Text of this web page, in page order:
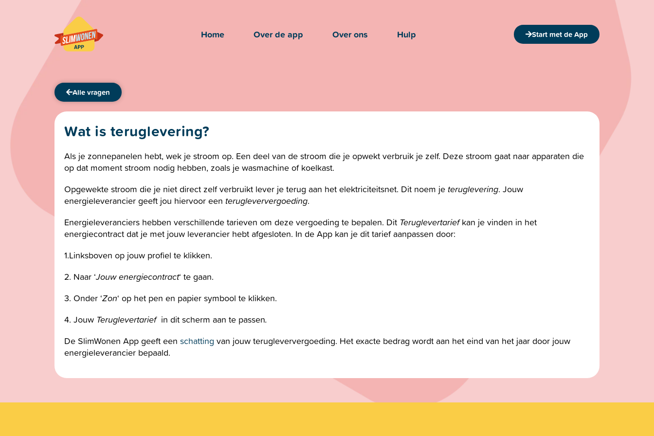
Home Over de app Over ons Hulp Start met de App
Alle vragen
Wat is teruglevering?
Als je zonnepanelen hebt, wek je stroom op. Een deel van de stroom die je opwekt verbruik je zelf. Deze stroom gaat naar apparaten die
op dat moment stroom nodig hebben, zoals je wasmachine of koelkast.
Opgewekte stroom die je niet direct zelf verbruikt lever je terug aan het elektriciteitsnet. Dit noem je teruglevering. Jouw
energieleverancier geeft jou hiervoor een terugleververgoeding.
Energieleveranciers hebben verschillende tarieven om deze vergoeding te bepalen. Dit Teruglevertariefkan je vinden in het
energiecontract dat je met jouw leverancier hebt afgesloten. In de App kan je dit tarief aanpassen door:
1.Linksboven op jouw profiel te klikken.
2. Naar ‘Jouw energiecontract‘ te gaan.
3. Onder ‘Zon‘ op het pen en papier symbool te klikken.
4. Jouw Teruglevertarief in dit scherm aan te passen.
De SlimWonen App geeft een schatting van jouw terugleververgoeding. Het exacte bedrag wordt aan het eind van het jaar door jouw
energieleverancier bepaald.